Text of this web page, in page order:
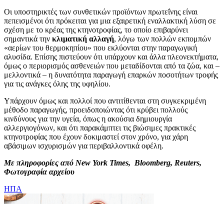
Οι υποστηρικτές των συνθετικών προϊόντων πρωτεΐνης είναι
πεπεισμένοι ότι πρόκειται για μια εξαιρετική εναλλακτική λύση σε
σχέση με το κρέας της κτηνοτροφίας, το οποίο επιβαρύνει
σημαντικά την κλιματική αλλαγή, λόγω των πολλών εκπομπών
«αερίων του θερμοκηπίου» που εκλύονται στην παραγωγική
αλυσίδα. Επίσης πιστεύουν ότι υπάρχουν και άλλα πλεονεκτήματα,
όμως ο περιορισμός ασθενειών που μεταδίδονται από τα ζώα, και –
μελλοντικά – η δυνατότητα παραγωγή επαρκών ποσοτήτων τροφής
για τις ανάγκες όλης της υφηλίου.
Υπάρχουν όμως και πολλοί που αντιτίθενται στη συγκεκριμένη
μέθοδο παραγωγής, προειδοποιώντας ότι κρύβει πολλούς
κινδύνους για την υγεία, όπως η ακούσια δημιουργία
αλλεργιογόνων, και ότι παρακάμπτει τις βιώσιμες πρακτικές
κτηνοτροφίας που έχουν δοκιμαστεί στον χρόνο, για χάρη
αβάσιμων ισχυρισμών για περιβαλλοντικά οφέλη.
Με πληροφορίες από New York Times, Bloomberg, Reuters,
Φωτογραφία αρχείου
ΗΠΑ